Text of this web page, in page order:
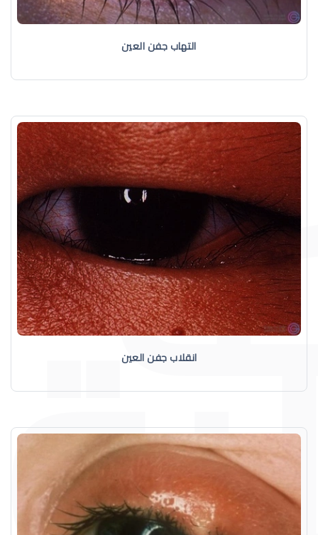
التهاب جفن العين
انقلاب جفن العين